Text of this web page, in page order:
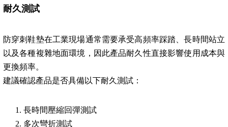
耐久測試
防穿刺鞋墊在工業現場通常需要承受高頻率踩踏、長時間站立
以及各種複雜地面環境，因此產品耐久性直接影響使用成本與
更換頻率。
建議確認產品是否具備以下耐久測試：
長時間壓縮回彈測試
多次彎折測試